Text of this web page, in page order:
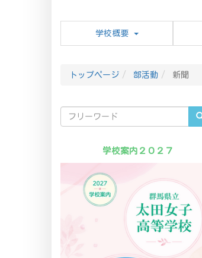
学校概要
トップページ 部活動 新聞
学校案内２０２７